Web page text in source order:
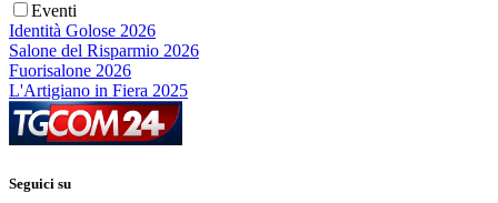
Eventi
Identità Golose 2026
Salone del Risparmio 2026
Fuorisalone 2026
L'Artigiano in Fiera 2025
Seguici su